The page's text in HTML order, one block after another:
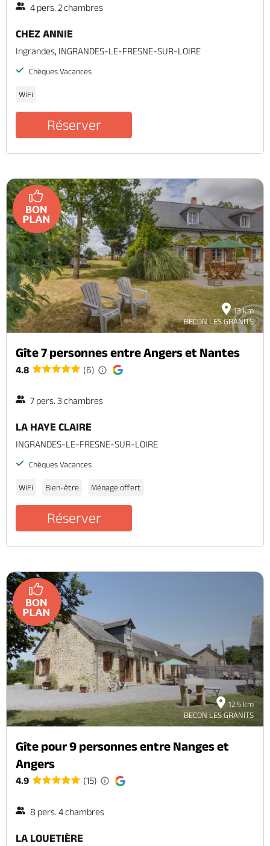
4 pers. 2 chambres
CHEZ ANNIE
Ingrandes, INGRANDES-LE-FRESNE-SUR-LOIRE
Chèques Vacances
WiFi
Réserver
13 km
BECON LES GRANITS
Gîte 7 personnes entre Angers et Nantes
4.8 (6)
7 pers. 3 chambres
LA HAYE CLAIRE
INGRANDES-LE-FRESNE-SUR-LOIRE
Chèques Vacances
WiFi Bien-être Ménage offert
Réserver
12.5 km
BECON LES GRANITS
Gîte pour 9 personnes entre Nanges et
Angers
4.9 (15)
8 pers. 4 chambres
LA LOUETIÈRE